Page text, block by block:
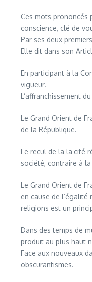
Ces mots prononcés
conscience, clé de
Par ses deux
Elle dit dans son
En participant à la
vigueur.
L’affranchissement
Le Grand Orient de
de la République.
Le recul de la laïcité
société, contraire à
Le Grand Orient de
en cause de
religions est un
Dans des temps de
produit au plus haut
Face aux nouveaux
obscurantismes.